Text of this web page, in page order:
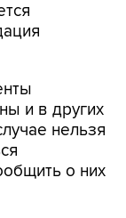
и в других
нельзя
о них